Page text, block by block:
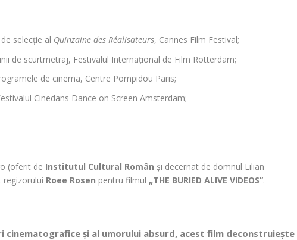
selecție al Quinzaine des Réalisateurs, Cannes Film Festival;
de scurtmetraj, Festivalul Internațional de Film Rotterdam;
de cinema, Centre Pompidou Paris;
Cinedans Dance on Screen Amsterdam;
(oferit de Institutul Cultural Român și decernat de domnul Lilian
regizorului Roee Rosen pentru filmul „THE BURIED ALIVE VIDEOS”.
și al umorului absurd, acest film deconstruiește